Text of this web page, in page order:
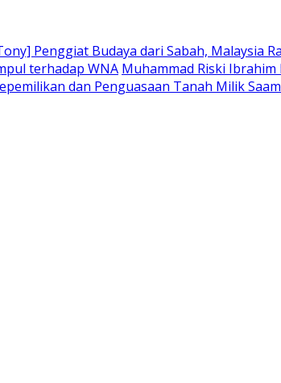
Penggiat Budaya dari Sabah, Malaysia
terhadap WNA Muhammad Riski Ibrahim
dan Penguasaan Tanah Milik